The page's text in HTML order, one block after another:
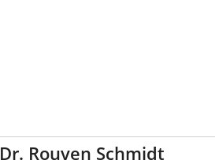
Dr. Rouven Schmidt